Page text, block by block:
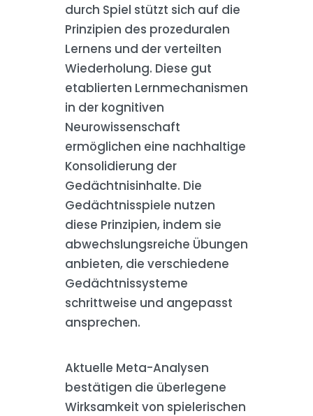
durch Spiel stützt sich auf die
Prinzipien des prozeduralen
Lernens und der verteilten
Wiederholung. Diese gut
etablierten Lernmechanismen
in der kognitiven
Neurowissenschaft
ermöglichen eine nachhaltige
Konsolidierung der
Gedächtnisinhalte. Die
Gedächtnisspiele nutzen
diese Prinzipien, indem sie
abwechslungsreiche Übungen
anbieten, die verschiedene
Gedächtnissysteme
schrittweise und angepasst
ansprechen.
Aktuelle Meta-Analysen
bestätigen die überlegene
Wirksamkeit von spielerischen